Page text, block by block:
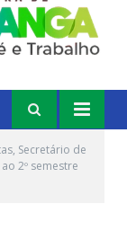
Secretário de
2º semestre